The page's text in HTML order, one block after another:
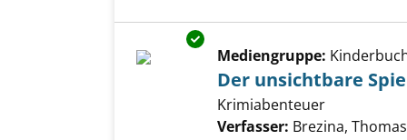
Exemplar-Details von Der
Mediengruppe:
Der unsichtbare
Krimiabenteuer
Verfasser: Brezina, Thomas